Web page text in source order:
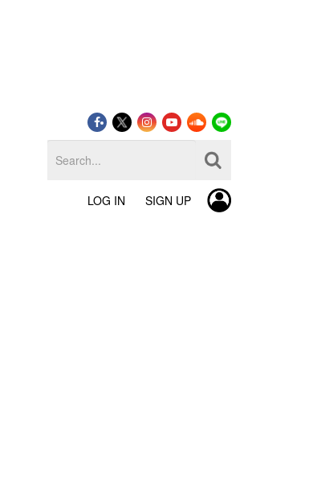
LOG IN SIGN UP